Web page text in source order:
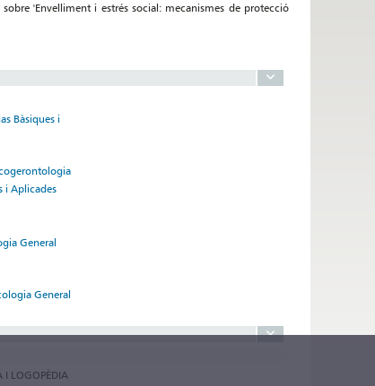
'Envelliment i estrés social: mecanismes de protecció
Bàsiques i
i Aplicades
General
General
I LOGOPÈDIA